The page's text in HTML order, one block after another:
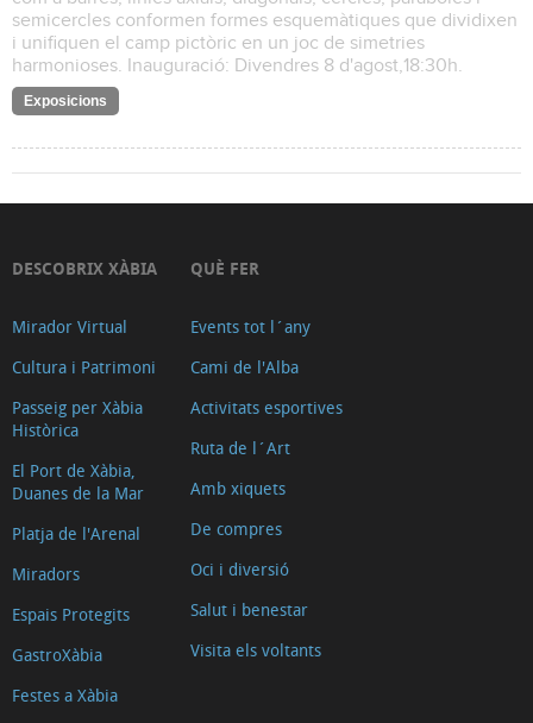
semicercles conformen formes esquemàtiques que dividixen
i unifiquen el camp pictòric en un joc de simetries
harmonioses. Inauguració: Divendres 8 d'agost,18:30h.
Exposicions
DESCOBRIX XÀBIA
Mirador Virtual
Cultura i Patrimoni
Passeig per Xàbia
Històrica
El Port de Xàbia,
Duanes de la Mar
Platja de l'Arenal
Miradors
Espais Protegits
GastroXàbia
Festes a Xàbia
QUÈ FER
Events tot l´any
Cami de l'Alba
Activitats esportives
Ruta de l´Art
Amb xiquets
De compres
Oci i diversió
Salut i benestar
Visita els voltants